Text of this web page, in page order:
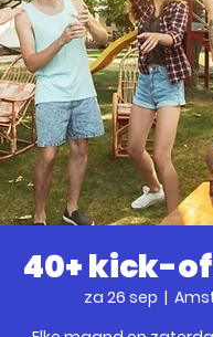
40+ kick-
za 26 sep
  |